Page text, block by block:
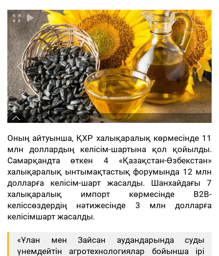
Оның айтуынша, ҚХР халықаралық көрмесінде 11
млн доллардың келісім-шартына қол қойылды.
Самарқандта өткен 4 «Қазақстан-Өзбекстан»
халықаралық ынтымақтастық форумында 12 млн
долларға келісім-шарт жасалды. Шанхайдағы 7
халықаралық импорт көрмесінде B2B-
келіссөздердің нәтижесінде 3 млн долларға
келісімшарт жасалды.
«Ұлан мен Зайсан аудандарында суды
үнемдейтін агротехнологиялар бойынша ірі